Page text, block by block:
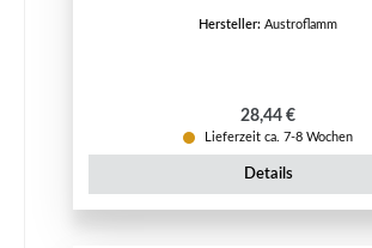
Hersteller: Austroflamm
Regulärer Preis:
28,44 €
Lieferzeit ca. 7-8 Wochen
Details